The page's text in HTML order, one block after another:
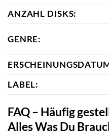
ANZAHL DISKS:
GENRE:
LABEL:
FAQ – Häufig
Alles Was Du